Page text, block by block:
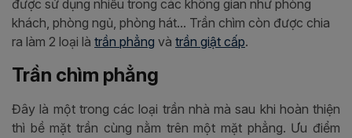
được sử dụng nhiều trong các không gian như phòng
khách, phòng ngủ, phòng hát... Trần chìm còn được chia
ra làm 2 loại là trần phẳng và trần giật cấp.
Trần chìm phẳng
Đây là một trong các loại trần nhà mà sau khi hoàn thiện
thì bề mặt trần cùng nằm trên một mặt phẳng. Ưu điểm